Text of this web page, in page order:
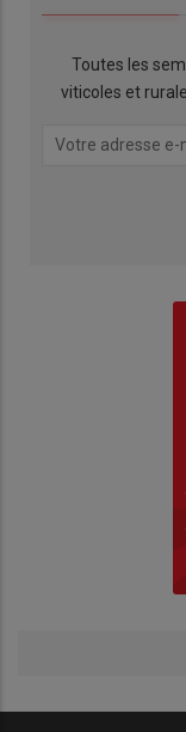
Toutes les
viticoles et